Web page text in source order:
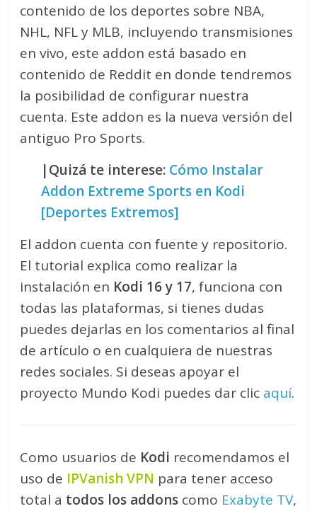
contenido de los deportes sobre NBA,
NHL, NFL y MLB, incluyendo transmisiones
en vivo, este addon está basado en
contenido de Reddit en donde tendremos
la posibilidad de configurar nuestra
cuenta. Este addon es la nueva versión del
antiguo Pro Sports.
|Quizá te interese: Cómo Instalar
Addon Extreme Sports en Kodi
[Deportes Extremos]
El addon cuenta con fuente y repositorio.
El tutorial explica como realizar la
instalación en Kodi 16 y 17, funciona con
todas las plataformas, si tienes dudas
puedes dejarlas en los comentarios al final
de artículo o en cualquiera de nuestras
redes sociales. Si deseas apoyar el
proyecto Mundo Kodi puedes dar clic aquí.
Como usuarios de Kodi recomendamos el
uso de IPVanish VPN para tener acceso
total a todos los addons como Exabyte TV,